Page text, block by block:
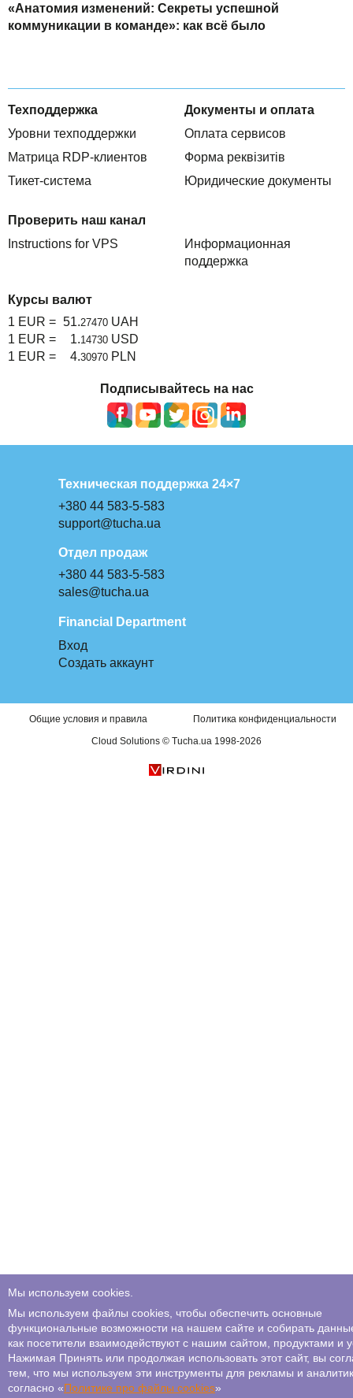
«Анатомия изменений: Секреты успешной
коммуникации в команде»: как всё было
Техподдержка
Уровни техподдержки
Матрица RDP-клиентов
Тикет-система
Документы и оплата
Оплата сервисов
Форма реквізитів
Юридические документы
Проверить наш канал
Instructions for VPS
Информационная
поддержка
Курсы валют
1 EUR = 51.27470 UAH
1 EUR =
1.14730 USD
1 EUR =
4.30970 PLN
Подписывайтесь на нас
Техническая поддержка 24×7
+380 44 583-5-583
support@tucha.ua
Отдел продаж
+380 44 583-5-583
sales@tucha.ua
Financial Department
Вход
Создать аккаунт
Общие условия и правила
Политика конфиденциальности
Cloud Solutions © Tucha.ua 1998-2026
Мы используем cookies.
Мы используем файлы cookies, чтобы обеспечить основные
функциональные возможности на нашем сайте и собирать
как посетители взаимодействуют с нашим сайтом, продуктами и
Нажимая Принять или продолжая использовать этот сайт, вы
тем, что мы используем эти инструменты для рекламы и
согласно «Политике про файлы сookies»